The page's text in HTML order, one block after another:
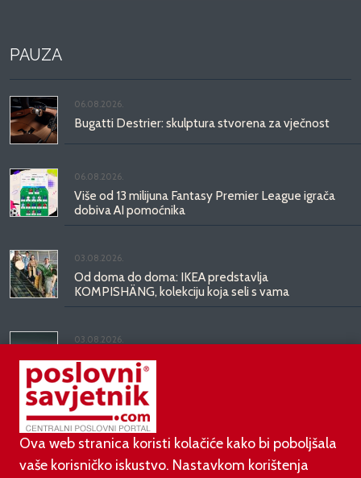
PAUZA
06.08.2026.
Bugatti Destrier: skulptura stvorena za vječnost
06.08.2026.
Više od 13 milijuna Fantasy Premier League igrača
dobiva AI pomoćnika
03.08.2026.
Od doma do doma: IKEA predstavlja
KOMPISHÄNG, kolekciju koja seli s vama
03.08.2026.
Kineski BYD predstavio luksuznu limuzinu veću od
Mercedesove S-klase, obećava domet do 1.000
kilometara
Ova web stranica koristi kolačiće kako bi poboljšala
vaše korisničko iskustvo. Nastavkom korištenja